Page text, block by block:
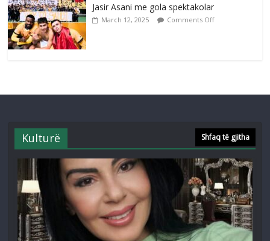
Jasir Asani me gola spektakolar
March 12, 2025 Comments Off
Kulturë Shfaq të gjitha